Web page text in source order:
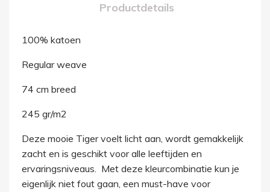
Productdetails
100% katoen
Regular weave
74 cm breed
245 gr/m2
Deze mooie Tiger voelt licht aan, wordt gemakkelijk
zacht en is geschikt voor alle leeftijden en
ervaringsniveaus. Met deze kleurcombinatie kun je
eigenlijk niet fout gaan, een must-have voor